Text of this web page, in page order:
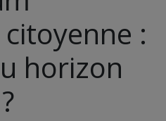
:
horizon